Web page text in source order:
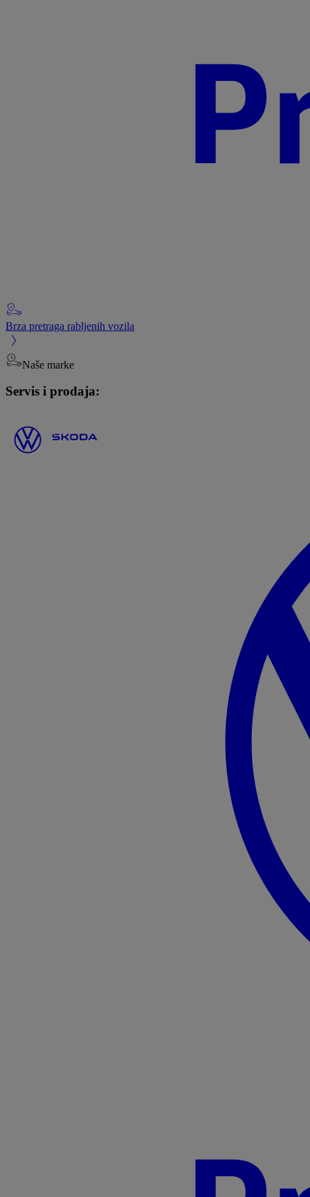
Brza pretraga rabljenih vozila
Naše marke
Servis i prodaja: